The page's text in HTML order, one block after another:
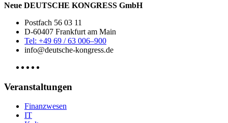
Neue DEUTSCHE KONGRESS GmbH
Postfach 56 03 11
D-60407 Frankfurt am Main
Tel: +49 69 / 63 006–900
info@deutsche-kongress.de
Veranstaltungen
Finanzwesen
IT